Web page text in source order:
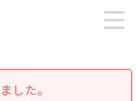
した。